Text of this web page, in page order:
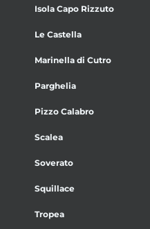
Isola Capo Rizzuto
Le Castella
Marinella di Cutro
Parghelia
Pizzo Calabro
Scalea
Soverato
Squillace
Tropea